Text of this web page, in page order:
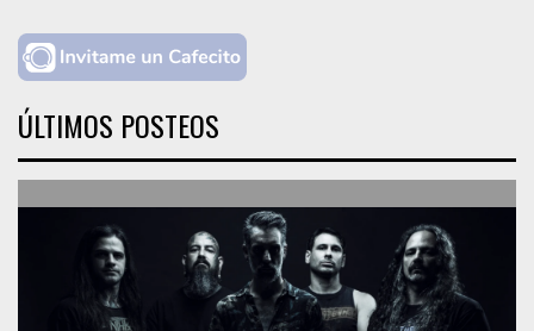
ÚLTIMOS POSTEOS